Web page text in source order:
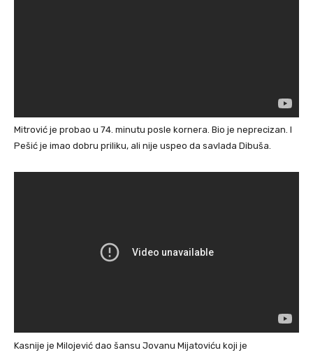
Mitrović je probao u 74. minutu posle kornera. Bio je neprecizan. I
Pešić je imao dobru priliku, ali nije uspeo da savlada Dibuša.
Kasnije je Milojević dao šansu Jovanu Mijatoviću koji je